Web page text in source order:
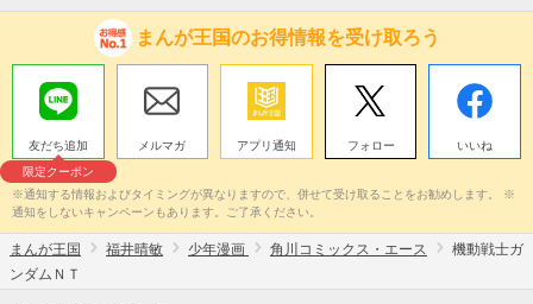
まんが王国のお得情報を受け取ろう
友だち追加
限定クーポン
メルマガ アプリ通知 フォロー いいね
※通知する情報およびタイミングが異なりますので、併せて受け取ることをお勧めします。 ※
通知をしないキャンペーンもあります。ご了承ください。
まんが王国 福井晴敏 少年漫画 角川コミックス・エース
機動戦士ガ
ンダムＮＴ